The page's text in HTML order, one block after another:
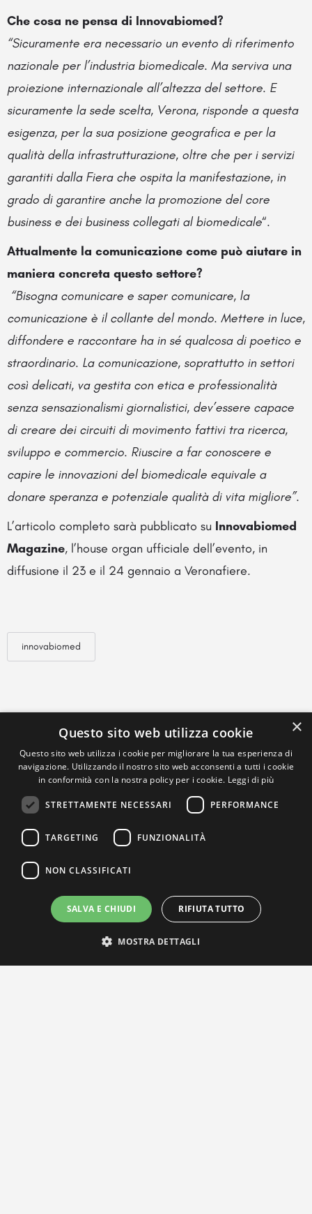
Che cosa ne pensa di Innovabiomed?
“Sicuramente era necessario un evento di riferimento
nazionale per l’industria biomedicale. Ma serviva una
proiezione internazionale all’altezza del settore. E
sicuramente la sede scelta, Verona, risponde a questa
esigenza, per la sua posizione geografica e per la
qualità della infrastrutturazione, oltre che per i servizi
garantiti dalla Fiera che ospita la manifestazione, in
grado di garantire anche la promozione del core
business e dei business collegati al biomedicale“.
Attualmente la comunicazione come può aiutare in
maniera concreta questo settore?
“Bisogna comunicare e saper comunicare, la
comunicazione è il collante del mondo. Mettere in luce,
diffondere e raccontare ha in sé qualcosa di poetico e
straordinario. La comunicazione, soprattutto in settori
così delicati, va gestita con etica e professionalità
senza sensazionalismi giornalistici, dev’essere capace
di creare dei circuiti di movimento fattivi tra ricerca,
sviluppo e commercio. Riuscire a far conoscere e
capire le innovazioni del biomedicale equivale a
donare speranza e potenziale qualità di vita migliore”.
L’articolo completo sarà pubblicato su Innovabiomed
Magazine, l’house organ ufficiale dell’evento, in
diffusione il 23 e il 24 gennaio a Veronafiere.
innovabiomed
×
Questo sito web utilizza cookie
Questo sito web utilizza i cookie per migliorare la tua esperienza di
navigazione. Utilizzando il nostro sito web acconsenti a tutti i cookie
in conformità con la nostra policy per i cookie. Leggi di più
STRETTAMENTE NECESSARI PERFORMANCE
TARGETING FUNZIONALITÀ
NON CLASSIFICATI
SALVA E CHIUDI RIFIUTA TUTTO
MOSTRA DETTAGLI